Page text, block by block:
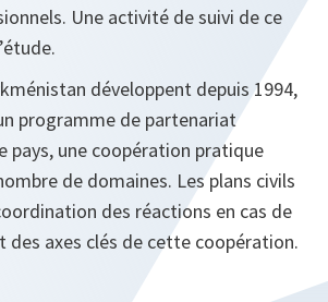
Une activité de suivi de ce
développent depuis 1994,
programme de partenariat
pays, une coopération pratique
de domaines. Les plans civils
des réactions en cas de
des axes clés de cette coopération.